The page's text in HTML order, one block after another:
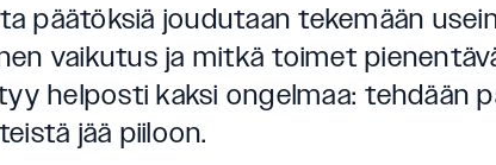
joudutaan tekemään usein
vaikutus ja mitkä toimet
helposti kaksi ongelmaa: tehdään
jää piiloon.